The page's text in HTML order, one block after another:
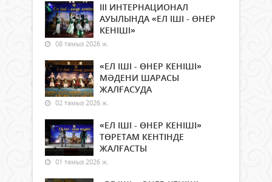
ІІІ ИНТЕРНАЦИОНАЛ
АУЫЛЫНДА «ЕЛ ІШІ - ӨНЕР
КЕНІШІ»
08 тамыз 2026 ж.
«ЕЛ ІШІ - ӨНЕР КЕНІШІ»
МӘДЕНИ ШАРАСЫ
ЖАЛҒАСУДА
02 тамыз 2026 ж.
«ЕЛ ІШІ - ӨНЕР КЕНІШІ»
ТӨРЕТАМ КЕНТІНДЕ
ЖАЛҒАСТЫ
01 тамыз 2026 ж.